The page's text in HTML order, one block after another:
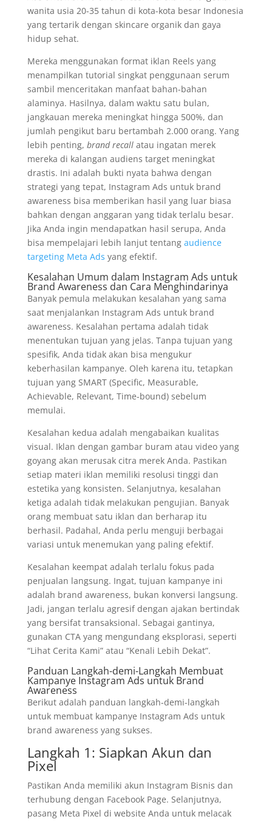
wanita usia 20-35 tahun di kota-kota besar Indonesia
yang tertarik dengan skincare organik dan gaya
hidup sehat.
Mereka menggunakan format iklan Reels yang
menampilkan tutorial singkat penggunaan serum
sambil menceritakan manfaat bahan-bahan
alaminya. Hasilnya, dalam waktu satu bulan,
jangkauan mereka meningkat hingga 500%, dan
jumlah pengikut baru bertambah 2.000 orang. Yang
lebih penting, brand recallatau ingatan merek
mereka di kalangan audiens target meningkat
drastis. Ini adalah bukti nyata bahwa dengan
strategi yang tepat, Instagram Ads untuk brand
awareness bisa memberikan hasil yang luar biasa
bahkan dengan anggaran yang tidak terlalu besar.
Jika Anda ingin mendapatkan hasil serupa, Anda
bisa mempelajari lebih lanjut tentang audience
targeting Meta Ads yang efektif.
Kesalahan Umum dalam Instagram Ads untuk
Brand Awareness dan Cara Menghindarinya
Banyak pemula melakukan kesalahan yang sama
saat menjalankan Instagram Ads untuk brand
awareness. Kesalahan pertama adalah tidak
menentukan tujuan yang jelas. Tanpa tujuan yang
spesifik, Anda tidak akan bisa mengukur
keberhasilan kampanye. Oleh karena itu, tetapkan
tujuan yang SMART (Specific, Measurable,
Achievable, Relevant, Time-bound) sebelum
memulai.
Kesalahan kedua adalah mengabaikan kualitas
visual. Iklan dengan gambar buram atau video yang
goyang akan merusak citra merek Anda. Pastikan
setiap materi iklan memiliki resolusi tinggi dan
estetika yang konsisten. Selanjutnya, kesalahan
ketiga adalah tidak melakukan pengujian. Banyak
orang membuat satu iklan dan berharap itu
berhasil. Padahal, Anda perlu menguji berbagai
variasi untuk menemukan yang paling efektif.
Kesalahan keempat adalah terlalu fokus pada
penjualan langsung. Ingat, tujuan kampanye ini
adalah brand awareness, bukan konversi langsung.
Jadi, jangan terlalu agresif dengan ajakan bertindak
yang bersifat transaksional. Sebagai gantinya,
gunakan CTA yang mengundang eksplorasi, seperti
“Lihat Cerita Kami” atau “Kenali Lebih Dekat”.
Panduan Langkah-demi-Langkah Membuat
Kampanye Instagram Ads untuk Brand
Awareness
Berikut adalah panduan langkah-demi-langkah
untuk membuat kampanye Instagram Ads untuk
brand awareness yang sukses.
Langkah 1: Siapkan Akun dan
Pixel
Pastikan Anda memiliki akun Instagram Bisnis dan
terhubung dengan Facebook Page. Selanjutnya,
pasang Meta Pixel di website Anda untuk melacak